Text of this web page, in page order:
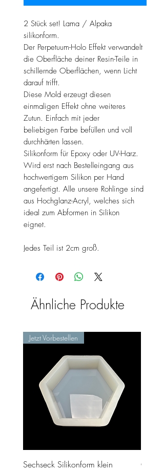
2 Stück set! Lama / Alpaka
silikonform.
Der Perpetuum-Holo Effekt verwandelt
die Oberfläche deiner Resin-Teile in
schillernde Oberflächen, wenn Licht
darauf trifft.
Diese Mold erzeugt diesen
einmaligen Effekt ohne weiteres
Zutun. Einfach mit jeder
beliebigen Farbe befüllen und voll
durchhärten lassen.
Silikonform für Epoxy oder UV-Harz.
Wird erst nach Bestelleingang aus
hochwertigem Silikon per Hand
angefertigt. Alle unsere Rohlinge sind
aus Hochglanz-Acryl, welches sich
ideal zum Abformen in Silikon
eignet.
Jedes Teil ist 2cm groß.
Ähnliche Produkte
Jetzt Vorbestellen
Sechseck Silikonform klein